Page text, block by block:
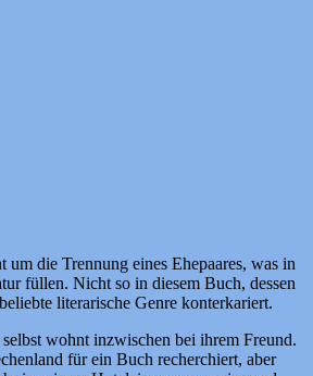
die Trennung eines Ehepaares, was in
füllen. Nicht so in diesem Buch, dessen
literarische Genre konterkariert.
wohnt inzwischen bei ihrem Freund.
für ein Buch recherchiert, aber